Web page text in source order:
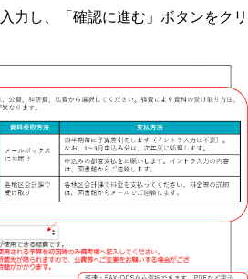
力し、「確認に進む」ボタンをクリ